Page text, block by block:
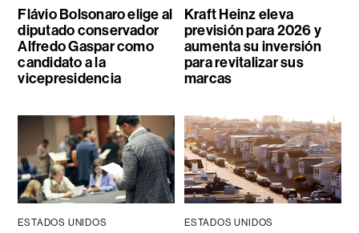
Flávio Bolsonaro elige al
diputado conservador
Alfredo Gaspar como
candidato a la
vicepresidencia
Kraft Heinz eleva
previsión para 2026 y
aumenta su inversión
para revitalizar sus
marcas
ESTADOS UNIDOS ESTADOS UNIDOS